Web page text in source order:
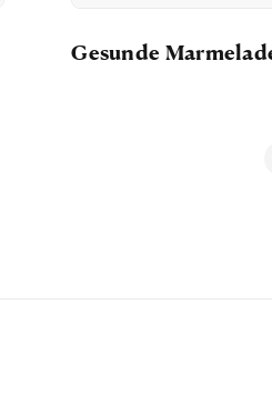
Gesunde